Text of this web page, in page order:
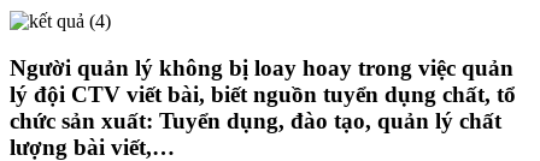
Người quản lý không bị loay hoay trong việc quản
lý đội CTV viết bài, biết nguồn tuyển dụng chất, tổ
chức sản xuất: Tuyển dụng, đào tạo, quản lý chất
lượng bài viết,…